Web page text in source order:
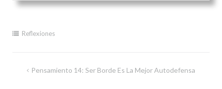
Reflexiones
Navegación
Pensamiento 14: Ser Borde Es La Mejor Autodefensa